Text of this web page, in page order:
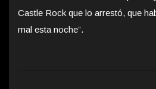
Castle Rock que lo arrestó, que
mal esta noche”.